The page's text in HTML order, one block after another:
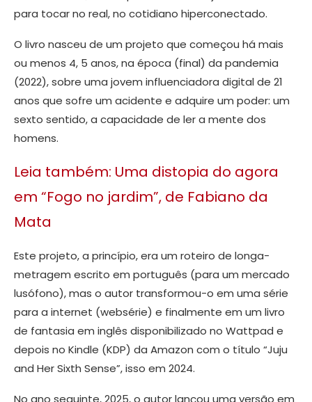
para tocar no real, no cotidiano hiperconectado.
O livro nasceu de um projeto que começou há mais
ou menos 4, 5 anos, na época (final) da pandemia
(2022), sobre uma jovem influenciadora digital de 21
anos que sofre um acidente e adquire um poder: um
sexto sentido, a capacidade de ler a mente dos
homens.
Leia também: Uma distopia do agora
em “Fogo no jardim”, de Fabiano da
Mata
Este projeto, a princípio, era um roteiro de longa-
metragem escrito em português (para um mercado
lusófono), mas o autor transformou-o em uma série
para a internet (websérie) e finalmente em um livro
de fantasia em inglês disponibilizado no Wattpad e
depois no Kindle (KDP) da Amazon com o título “Juju
and Her Sixth Sense”, isso em 2024.